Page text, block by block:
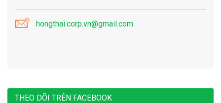
hongthai.corp.vn@gmail.com
THEO DÕI TRÊN FACEBOOK